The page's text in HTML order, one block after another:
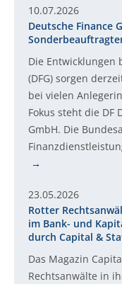
10.07.2026
Deutsche Finance
Die Entwicklungen
(DFG) sorgen
bei vielen
Fokus steht die DF
GmbH. Die
23.05.2026
Rotter
im Bank- und
durch Capital &
Das Magazin
Rechtsanwälte in